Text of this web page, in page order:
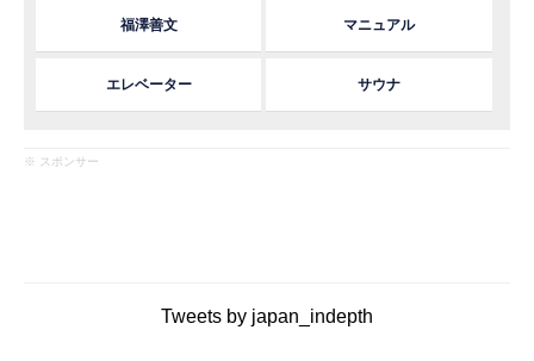
福澤善文 マニュアル
エレベーター サウナ
※ スポンサー
Tweets by japan_indepth